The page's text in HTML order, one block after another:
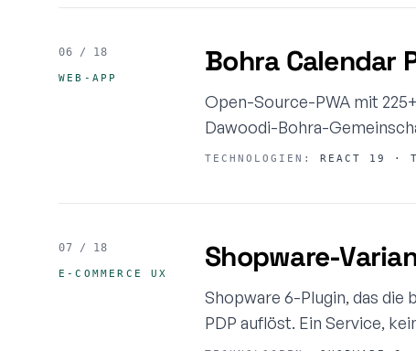
06 / 18
WEB-APP Bohra Calendar
Open-Source-PWA mit
Dawoodi-Bohra-
TECHNOLOGIEN: REACT 19 ·
07 / 18
E-COMMERCE UX Shopware-
Shopware 6-Plugin, das die
PDP auflöst. Ein Service,